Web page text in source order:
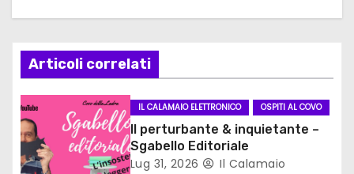
a
z
i
o
n
Articoli correlati
IL CALAMAIO ELETTRONICO OSPITI AL COVO
Il perturbante & inquietante –
Sgabello Editoriale
Lug 31, 2026
Il Calamaio